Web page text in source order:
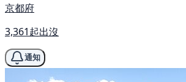
京都府
3,361起出沒
通知